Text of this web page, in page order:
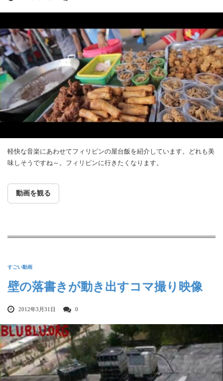
軽快な音楽にあわせてフィリピンの屋台飯を紹介しています。どれも美
味しそうですね～。フィリピンに行きたくなります。
動画を観る
すごい動画
壁の落書きが動き出すコマ撮り映像
2012年3月31日 0